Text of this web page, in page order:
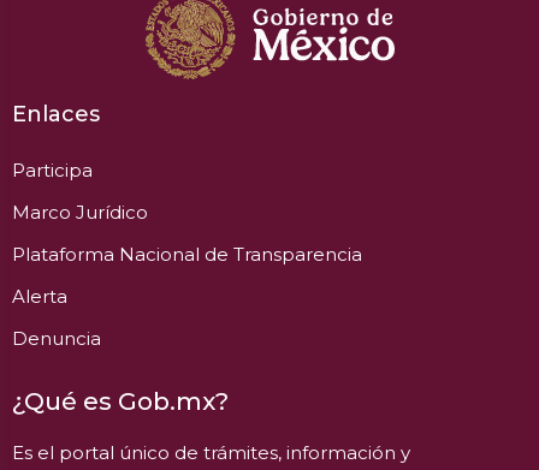
Enlaces
Participa
Marco Jurídico
Plataforma Nacional de Transparencia
Alerta
Denuncia
¿Qué es Gob.mx?
Es el portal único de trámites, información y